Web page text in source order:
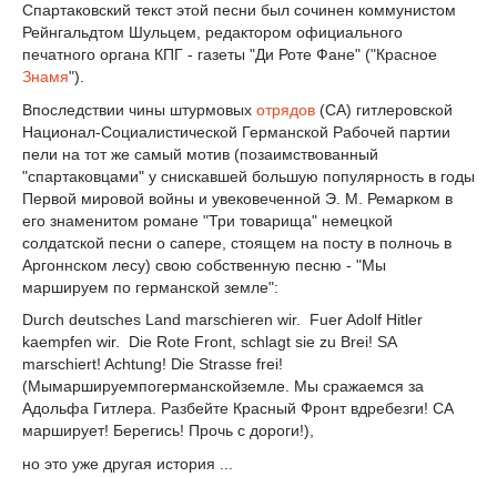
Спартаковский текст этой песни был сочинен коммунистом
Рейнгальдтом Шульцем, редактором официального
печатного органа КПГ - газеты "Ди Роте Фане" ("Красное
Знамя").
Впоследствии чины штурмовых отрядов (СА) гитлеровской
Национал-Социалистической Германской Рабочей партии
пели на тот же самый мотив (позаимствованный
"спартаковцами" у снискавшей большую популярность в годы
Первой мировой войны и увековеченной Э. М. Ремарком в
его знаменитом романе "Три товарища" немецкой
солдатской песни о сапере, стоящем на посту в полночь в
Аргоннском лесу) свою собственную песню - "Мы
маршируем по германской земле":
Durch deutsches Land marschieren wir. Fuer Adolf Hitler
kaempfen wir. Die Rote Front, schlagt sie zu Brei! SA
marschiert! Achtung! Die Strasse frei!
(Мымаршируемпогерманскойземле. Мы сражаемся за
Адольфа Гитлера. Разбейте Красный Фронт вдребезги! СА
марширует! Берегись! Прочь с дороги!),
но это уже другая история ...